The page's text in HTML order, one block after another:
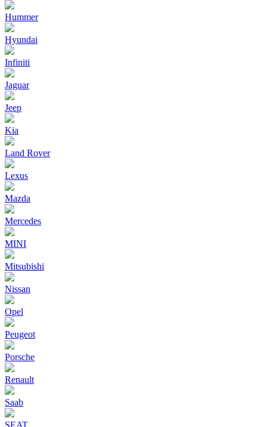
Hummer
Hyundai
Infiniti
Jaguar
Jeep
Kia
Land Rover
Lexus
Mazda
Mercedes
MINI
Mitsubishi
Nissan
Opel
Peugeot
Porsche
Renault
Saab
SEAT